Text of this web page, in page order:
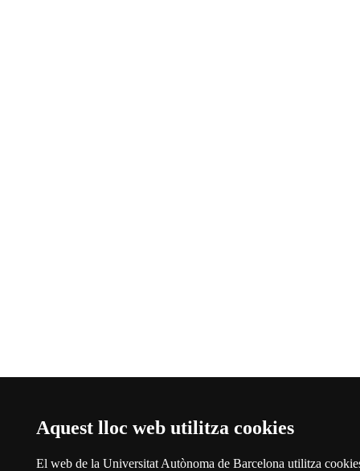
Aquest lloc web utilitza cookies
El web de la Universitat Autònoma de Barcelona utilitza